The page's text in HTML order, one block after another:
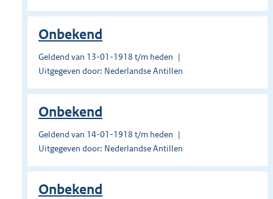
Onbekend
Geldend van 13-01-1918 t/m heden
Uitgegeven door: Nederlandse Antillen
Onbekend
Geldend van 14-01-1918 t/m heden
Uitgegeven door: Nederlandse Antillen
Onbekend